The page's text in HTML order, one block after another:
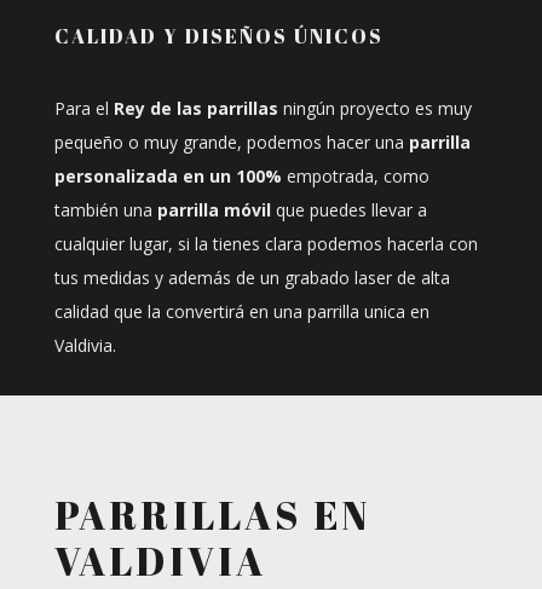
CALIDAD Y DISEÑOS ÚNICOS
Para el Rey de las parrillas ningún proyecto es muy
pequeño o muy grande, podemos hacer una parrilla
personalizada en un 100% empotrada, como
también una parrilla móvilque puedes llevar a
cualquier lugar, si la tienes clara podemos hacerla con
tus medidas y además de un grabado laser de alta
calidad que la convertirá en una parrilla unica en
Valdivia.
PARRILLAS EN
VALDIVIA